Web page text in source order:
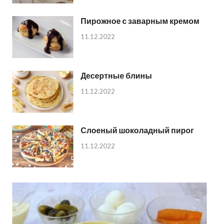
Пирожное с заварным кремом
11.12.2022
Десертные блины
11.12.2022
Слоеный шоколадный пирог
11.12.2022